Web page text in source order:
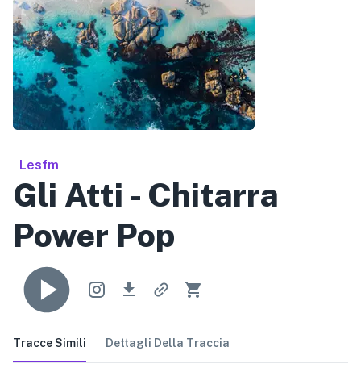
Lesfm
Gli Atti - Chitarra
Power Pop
Tracce Simili Dettagli Della Traccia